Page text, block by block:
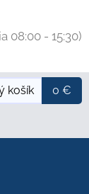
08:00 - 15:30)
košík 0 €